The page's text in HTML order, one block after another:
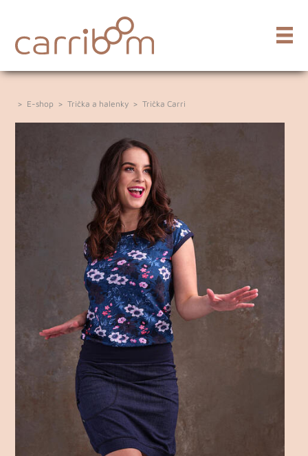
> E-shop >Trička a halenky >Trička Carri